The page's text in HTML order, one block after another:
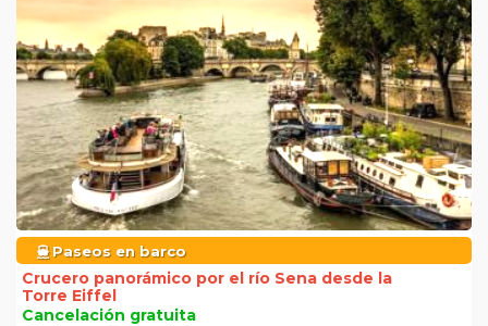
Paseos en barco
Crucero panorámico por el río Sena desde la
Torre Eiffel
Cancelación gratuita